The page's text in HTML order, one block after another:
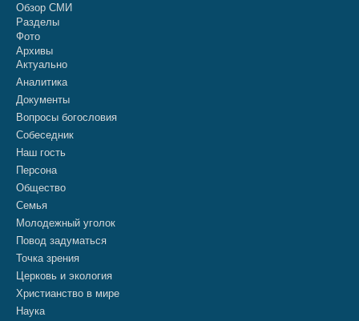
Обзор СМИ
Разделы
Фото
Архивы
Актуально
Аналитика
Документы
Вопросы богословия
Собеседник
Наш гость
Персона
Общество
Семья
Молодежный уголок
Повод задуматься
Точка зрения
Церковь и экология
Христианство в мире
Наука